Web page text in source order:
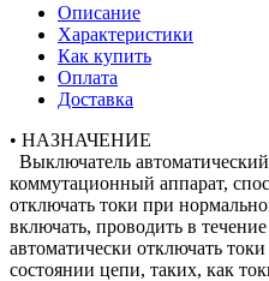
Описание
Характеристики
Как купить
Оплата
Доставка
• НАЗНАЧЕНИЕ
Выключатель
коммутационный аппарат,
отключать токи при
включать, проводить в
автоматически отключать
состоянии цепи, таких, как